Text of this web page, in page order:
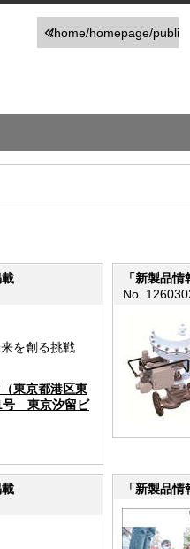
/home/homepage/
を創る挑戦
東京都港区東
号 東京汐留ビ
「新製品
No.
「新製品